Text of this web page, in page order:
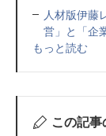
人材版伊藤
営」と「企
もっと読む
この記